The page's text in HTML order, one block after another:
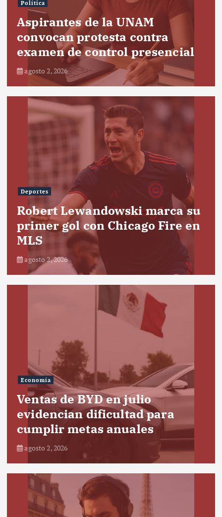
Política
Aspirantes de la UNAM
convocan protesta contra
examen de control presencial
agosto 2, 2026
Deportes
Robert Lewandowski marca su
primer gol con Chicago Fire en
MLS
agosto 2, 2026
Economía
Ventas de BYD en julio
evidencian dificultad para
cumplir metas anuales
agosto 2, 2026